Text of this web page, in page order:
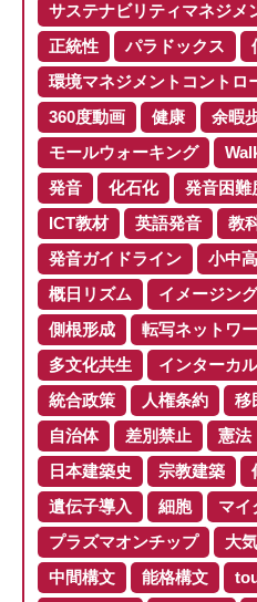
サステナビリティマネジメ
正統性
パラドックス
環境マネジメントコントロ
360度動画
健康
余暇
モールウォーキング
発音
化石化 発音困難
ICT教材
英語発音
教
発音ガイドライン
小中
概日リズム
イメージング
側根形成
転写ネットワ
多文化共生
インターカ
統合政策
人権条約 移
自治体
差別禁止 憲法
日本建築史
宗教建築
遺伝子導入
細胞
マイ
プラズマオンチップ
大
中間構文
能格構文